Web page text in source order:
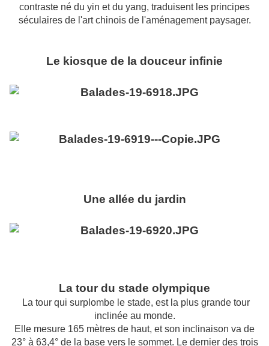
contraste né du yin et du yang, traduisent les principes
séculaires de l'art chinois de l'aménagement paysager.
Le kiosque de la douceur infinie
Une allée du jardin
La tour du stade olympique
La tour qui surplombe le stade, est la plus grande tour
inclinée au monde.
Elle mesure 165 mètres de haut, et son inclinaison va de
23° à 63,4° de la base vers le sommet. Le dernier des trois